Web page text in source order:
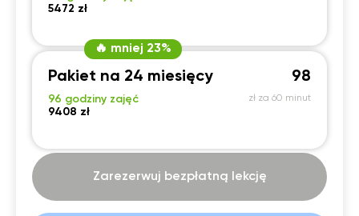
5472 zł
🔥 mniej 23%
Pakiet na 24 miesięcy
96 godziny zajęć
9408 zł
98
zł za 60 minut
Zarezerwuj bezpłatną lekcję